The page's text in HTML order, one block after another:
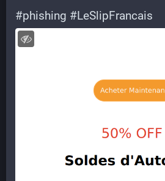
#phishing #LeSlipFrancais